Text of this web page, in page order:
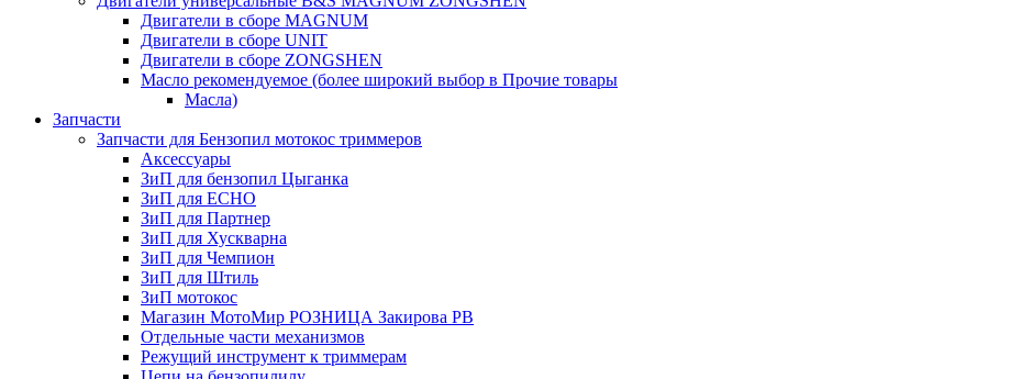
Двигатели в сборе MAGNUM
Двигатели в сборе UNIT
Двигатели в сборе ZONGSHEN
Масло рекомендуемое (более широкий выбор в Прочие товары
Масла)
Запчасти
Запчасти для Бензопил мотокос триммеров
Аксессуары
ЗиП для бензопил Цыганка
ЗиП для ЕСНО
ЗиП для Партнер
ЗиП для Хускварна
ЗиП для Чемпион
ЗиП для Штиль
ЗиП мотокос
Магазин МотоМир РОЗНИЦА Закирова РВ
Отдельные части механизмов
Режущий инструмент к триммерам